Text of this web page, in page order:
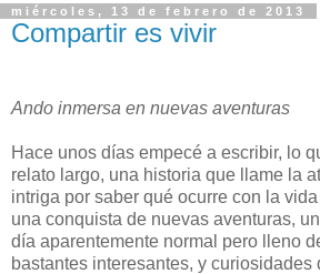
miércoles, 13 de febrero de 2013
Compartir es vivir
Ando inmersa en nuevas aventuras
Hace unos días empecé a escribir, lo
relato largo, una historia que llame la
intriga por saber qué ocurre con la
una conquista de nuevas aventuras,
día aparentemente normal pero lleno
bastantes interesantes, y curiosidades